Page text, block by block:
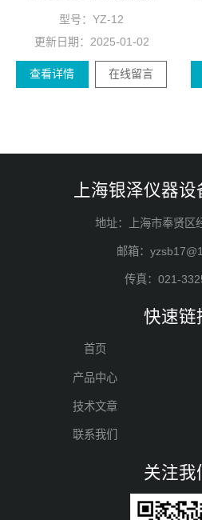
型号： YZ-12
更新日期： 2025-01-02
查看详情 在线留言
上海银泽仪器设
地址：上海市奉贤区
邮箱：
传真：021-
快速链
首页
产品中心
技术文章
联系我们
关注我